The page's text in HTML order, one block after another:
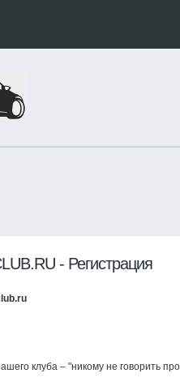
- Регистрация
клуба – "никому не говорить